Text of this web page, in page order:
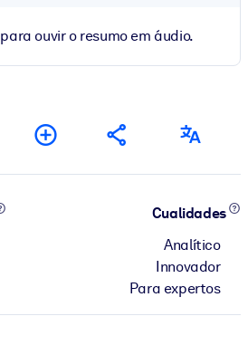
para ouvir o resumo em áudio.
Cualidades
Analítico
Innovador
Para expertos